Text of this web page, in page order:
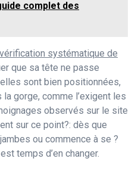
complet des
systématique de
que sa tête ne passe
sont bien positionnées,
gorge, comme l’exigent les
observés sur le site
sur ce point?: dès que
ou commence à se ?
temps d’en changer.